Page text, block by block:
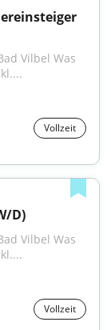
Vilbel Was
Vollzeit
D)
Vilbel Was
Vollzeit